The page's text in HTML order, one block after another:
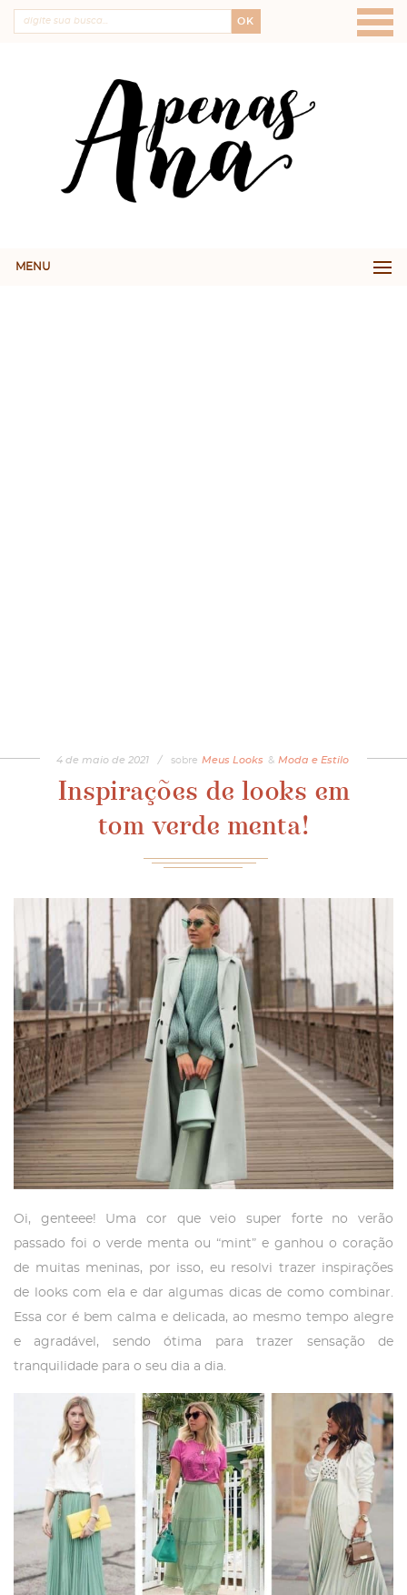
OK
MENU
4 de maio de 2021 / sobre Meus Looks & Moda e Estilo
Inspirações de looks em
tom verde menta!
Oi, genteee! Uma cor que veio super forte no verão
passado foi o verde menta ou “mint” e ganhou o coração
de muitas meninas, por isso, eu resolvi trazer inspirações
de looks com ela e dar algumas dicas de como combinar.
Essa cor é bem calma e delicada, ao mesmo tempo alegre
e agradável, sendo ótima para trazer sensação de
tranquilidade para o seu dia a dia.